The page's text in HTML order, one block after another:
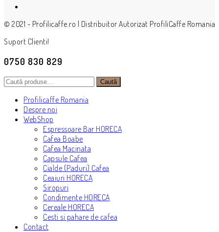
© 2021 - Profilicaffe.ro | Distribuitor Autorizat ProfiliCaffe Romania
Suport Clienti!
0750 830 829
Caută
după:
Caută
Profilicaffe Romania
Despre noi
WebShop
Espressoare Bar HORECA
Cafea Boabe
Cafea Macinata
Capsule Cafea
Cialde (Paduri) Cafea
Ceaiuri HORECA
Siropuri
Condimente HORECA
Cereale HORECA
Cesti si pahare de cafea
Contact